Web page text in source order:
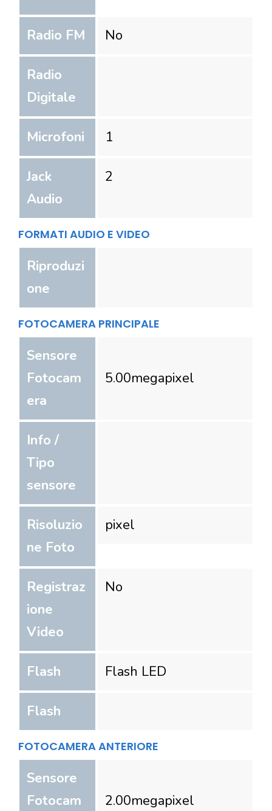
Radio FM No
Radio
Digitale
Microfoni 1
Jack
Audio
2
FORMATI AUDIO E VIDEO
Riproduzi
one
FOTOCAMERA PRINCIPALE
Sensore
Fotocam
era
5.00megapixel
Info /
Tipo
sensore
Risoluzio
ne Foto
pixel
Registraz
ione
Video
No
Flash Flash LED
Flash
FOTOCAMERA ANTERIORE
Sensore
Fotocam
2.00megapixel